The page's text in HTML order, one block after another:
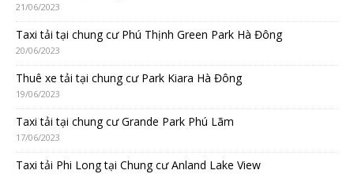
21/06/2023
Taxi tải tại chung cư Phú Thịnh Green Park Hà Đông
20/06/2023
Thuê xe tải tại chung cư Park Kiara Hà Đông
19/06/2023
Taxi tải tại chung cư Grande Park Phú Lãm
17/06/2023
Taxi tải Phi Long tại Chung cư Anland Lake View